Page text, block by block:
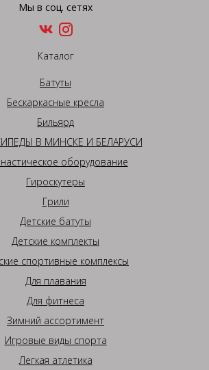
Мы в соц. сетях
Каталог
Батуты
Бескаркасные кресла
Бильярд
В МИНСКЕ И БЕЛАРУСИ
оборудование
Гироскутеры
Грили
Детские батуты
Детские комплекты
спортивные комплексы
Для плавания
Для фитнеса
Зимний ассортимент
Игровые виды спорта
Легкая атлетика